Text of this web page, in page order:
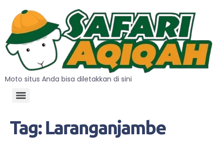
Moto situs Anda bisa diletakkan di sini
Tag: Laranganjambe